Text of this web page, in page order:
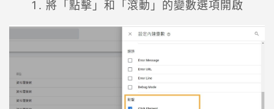
將「點擊」和「滾動」的變數選項開啟